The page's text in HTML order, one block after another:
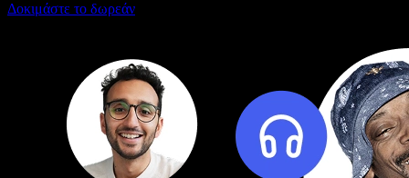
Δοκιμάστε το δωρεάν